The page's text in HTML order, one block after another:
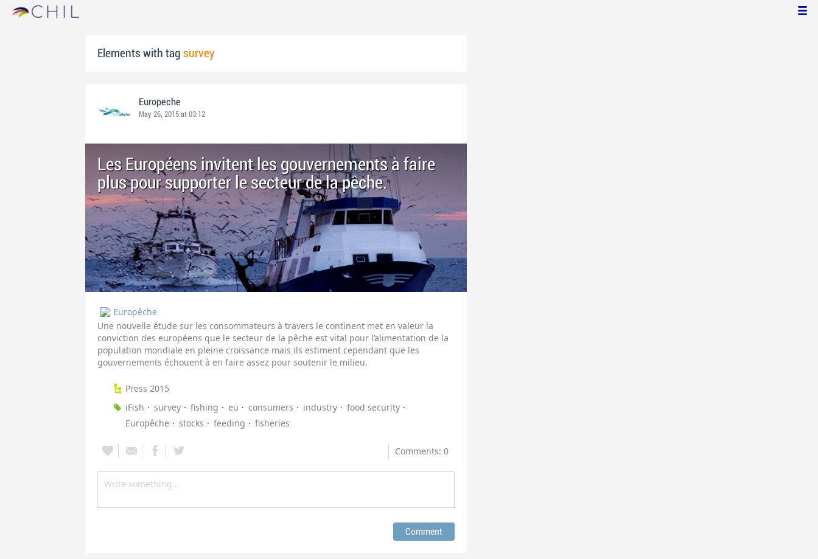
Elements with tag survey
Europeche
May 26, 2015 at 03:12
Les Européens invitent les gouvernements à faire
plus pour supporter le secteur de la pêche.
Europêche
Une nouvelle étude sur les consommateurs à travers le continent met en valeur la
conviction des européens que le secteur de la pêche est vital pour l’alimentation de la
population mondiale en pleine croissance mais ils estiment cependant que les
gouvernements échouent à en faire assez pour soutenir le milieu.
Press 2015
iFish
survey fishing eu consumers industry
food security
Europêche
stocks feeding fisheries
Comments: 0